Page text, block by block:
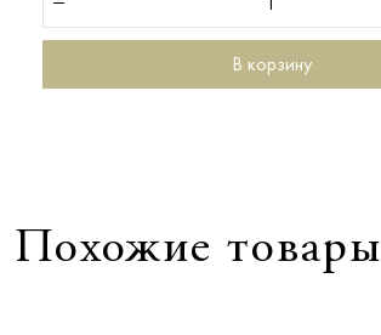
В корзину
Похожие товары